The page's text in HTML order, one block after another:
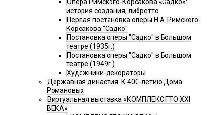
Опера Римского-Корсакова «Садко»:
история создания, либретто
Первая постановка оперы Н.А. Римского-
Корсакова "Садко"
Постановка оперы "Садко" в Большом
театре (1935г.)
Постановка оперы "Садко" в Большом
театре (1949г.)
Художники-декораторы
Державная династия. К 400-летию Дома
Романовых
Виртуальная выставка «КОМПЛЕКС ГТО XXI
ВЕКА»